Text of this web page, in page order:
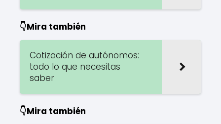
👇Mira también
Cotización de autónomos:
todo lo que necesitas
saber
👇Mira también